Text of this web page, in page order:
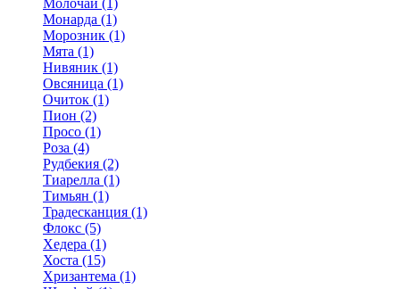
Молочай (1)
Монарда (1)
Морозник (1)
Мята (1)
Нивяник (1)
Овсяница (1)
Очиток (1)
Пион (2)
Просо (1)
Роза (4)
Рудбекия (2)
Тиарелла (1)
Тимьян (1)
Традесканция (1)
Флокс (5)
Хедера (1)
Хоста (15)
Хризантема (1)